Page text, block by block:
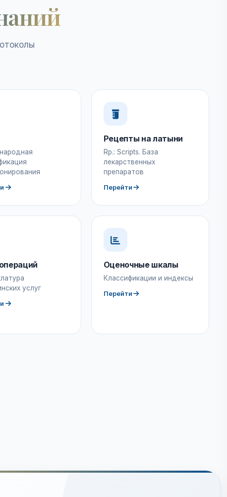
Рецепты на латыни
Rp.: Scripts. База
лекарственных
препаратов
Перейти
услуг
Оценочные шкалы
Классификации и индексы
Перейти